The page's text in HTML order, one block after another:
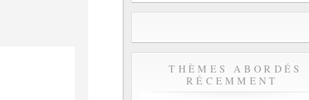
THÈMES ABORDÉS
RÉCEMMENT